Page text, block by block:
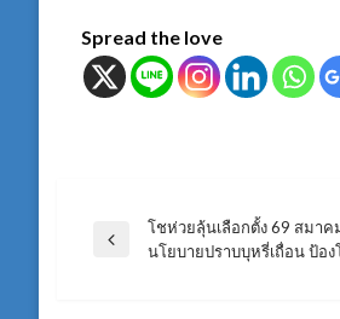
Spread the love
แนะแนว
Previous
โชห่วยลุ้นเลือกตั้ง 69 สมา
นโยบายปราบบุหรี่เถื่อน ป้อ